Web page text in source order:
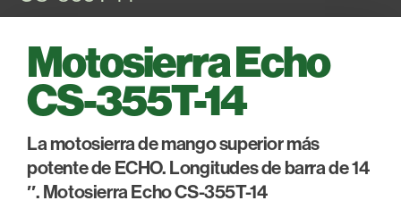
Motosierra Echo
CS-355T-14
La motosierra de mango superior más
potente de ECHO. Longitudes de barra de 14
″. Motosierra Echo CS-355T-14